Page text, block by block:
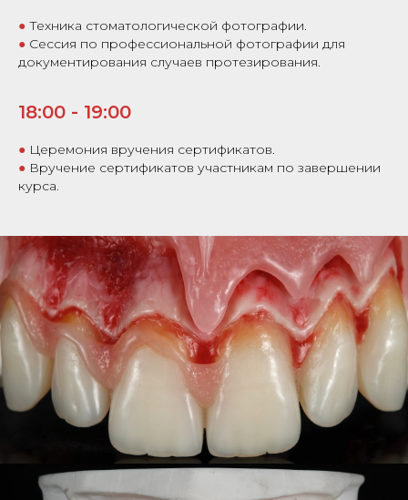
● Техника стоматологической фотографии.
● Сессия по профессиональной фотографии для
документирования случаев протезирования.
18:00 - 19:00
● Церемония вручения сертификатов.
● Вручение сертификатов участникам по завершении
курса.